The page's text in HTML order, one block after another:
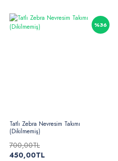
%36
Tatlı Zebra Nevresim Takımı
(Dikilmemiş)
700,00TL
450,00TL